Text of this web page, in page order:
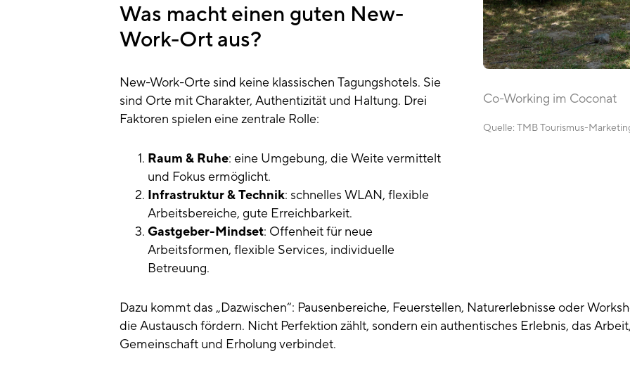
Was macht einen guten New-
Work-Ort aus?
New-Work-Orte sind keine klassischen Tagungshotels. Sie
sind Orte mit Charakter, Authentizität und Haltung. Drei
Faktoren spielen eine zentrale Rolle:
Raum & Ruhe: eine Umgebung, die Weite vermittelt
und Fokus ermöglicht.
Infrastruktur & Technik: schnelles WLAN, flexible
Arbeitsbereiche, gute Erreichbarkeit.
Gastgeber-Mindset: Offenheit für neue
Arbeitsformen, flexible Services, individuelle
Betreuung.
Co-Working im Coconat
Quelle: TMB Tourismus-
Dazu kommt das „Dazwischen“: Pausenbereiche, Feuerstellen, Naturerlebnisse oder
die Austausch fördern. Nicht Perfektion zählt, sondern ein authentisches Erlebnis, das Arbeit,
Gemeinschaft und Erholung verbindet.